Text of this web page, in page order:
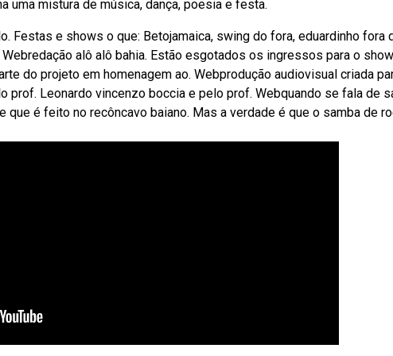
uma mistura de música, dança, poesia e festa.
Festas e shows o que: Betojamaica, swing do fora, eduardinho fora
alô alô bahia. Estão esgotados os ingressos para o
do projeto em homenagem ao. Webprodução audiovisual criada
prof. Leonardo vincenzo boccia e pelo prof. Webquando se fala de
que é feito no recôncavo baiano. Mas a verdade é que o samba de